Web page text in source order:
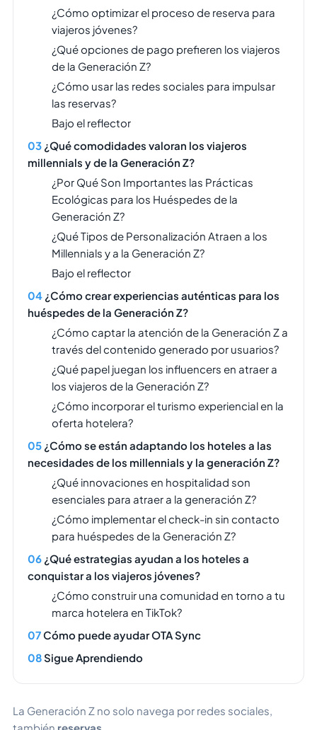
¿Cómo optimizar el proceso de reserva para
viajeros jóvenes?
¿Qué opciones de pago prefieren los viajeros
de la Generación Z?
¿Cómo usar las redes sociales para impulsar
las reservas?
Bajo el reflector
¿Qué comodidades valoran los viajeros
millennials y de la Generación Z?
¿Por Qué Son Importantes las Prácticas
Ecológicas para los Huéspedes de la
Generación Z?
¿Qué Tipos de Personalización Atraen a los
Millennials y a la Generación Z?
Bajo el reflector
¿Cómo crear experiencias auténticas para los
huéspedes de la Generación Z?
¿Cómo captar la atención de la Generación Z a
través del contenido generado por usuarios?
¿Qué papel juegan los influencers en atraer a
los viajeros de la Generación Z?
¿Cómo incorporar el turismo experiencial en la
oferta hotelera?
¿Cómo se están adaptando los hoteles a las
necesidades de los millennials y la generación Z?
¿Qué innovaciones en hospitalidad son
esenciales para atraer a la generación Z?
¿Cómo implementar el check-in sin contacto
para huéspedes de la Generación Z?
¿Qué estrategias ayudan a los hoteles a
conquistar a los viajeros jóvenes?
¿Cómo construir una comunidad en torno a tu
marca hotelera en TikTok?
Cómo puede ayudar OTA Sync
Sigue Aprendiendo
La Generación Z no solo navega por redes sociales,
también reservas